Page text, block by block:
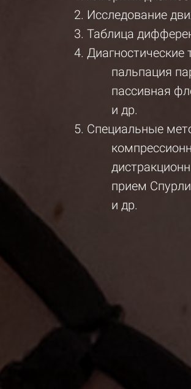
Исследование
Таблица
Диагностические
пальпация
пассивная
и др.
Специальные
прием
и др.